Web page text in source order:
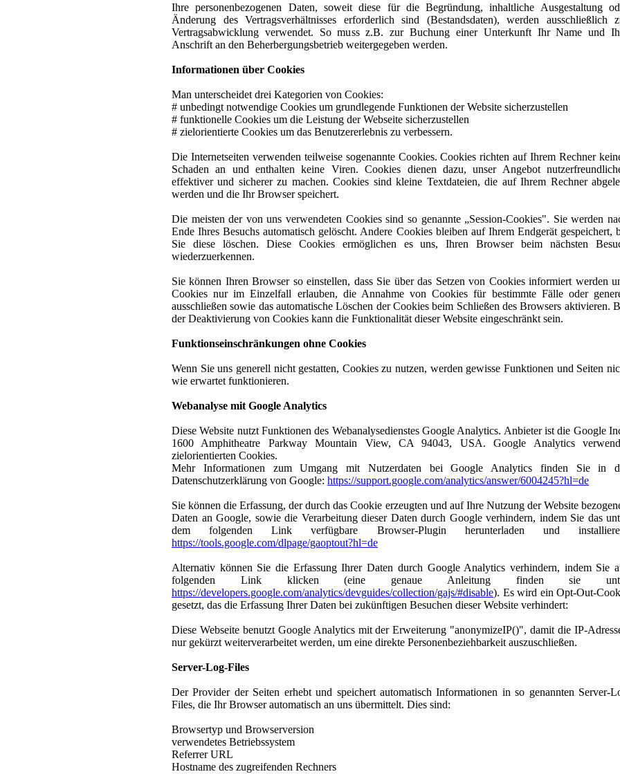
Ihre personenbezogenen Daten, soweit diese für die Begründung, inhaltliche Ausgestaltung
Änderung des Vertragsverhältnisses erforderlich sind (Bestandsdaten), werden ausschließlich
Vertragsabwicklung verwendet. So muss z.B. zur Buchung einer Unterkunft Ihr Name und
Anschrift an den Beherbergungsbetrieb weitergegeben werden.
Informationen über Cookies
Man unterscheidet drei Kategorien von Cookies:
# unbedingt notwendige Cookies um grundlegende Funktionen der Website sicherzustellen
# funktionelle Cookies um die Leistung der Webseite sicherzustellen
# zielorientierte Cookies um das Benutzererlebnis zu verbessern.
Die Internetseiten verwenden teilweise sogenannte Cookies. Cookies richten auf Ihrem Rechner
Schaden an und enthalten keine Viren. Cookies dienen dazu, unser Angebot
effektiver und sicherer zu machen. Cookies sind kleine Textdateien, die auf Ihrem Rechner
werden und die Ihr Browser speichert.
Die meisten der von uns verwendeten Cookies sind so genannte „Session-Cookies". Sie werden
Ende Ihres Besuchs automatisch gelöscht. Andere Cookies bleiben auf Ihrem Endgerät gespeichert,
Sie diese löschen. Diese Cookies ermöglichen es uns, Ihren Browser beim nächsten
wiederzuerkennen.
Sie können Ihren Browser so einstellen, dass Sie über das Setzen von Cookies informiert werden
Cookies nur im Einzelfall erlauben, die Annahme von Cookies für bestimmte Fälle oder
ausschließen sowie das automatische Löschen der Cookies beim Schließen des Browsers aktivieren.
der Deaktivierung von Cookies kann die Funktionalität dieser Website eingeschränkt sein.
Funktionseinschränkungen ohne Cookies
Wenn Sie uns generell nicht gestatten, Cookies zu nutzen, werden gewisse Funktionen und Seiten
wie erwartet funktionieren.
Webanalyse mit Google Analytics
Diese Website nutzt Funktionen des Webanalysedienstes Google Analytics. Anbieter ist die Google
1600 Amphitheatre Parkway Mountain View, CA 94043, USA. Google Analytics
zielorientierten Cookies.
Mehr Informationen zum Umgang mit Nutzerdaten bei Google Analytics finden Sie in
Datenschutzerklärung von Google: https://support.google.com/analytics/answer/6004245?hl=de
Sie können die Erfassung, der durch das Cookie erzeugten und auf Ihre Nutzung der Website
Daten an Google, sowie die Verarbeitung dieser Daten durch Google verhindern, indem Sie das
dem folgenden Link verfügbare Browser-Plugin herunterladen und
https://tools.google.com/dlpage/gaoptout?hl=de
Alternativ können Sie die Erfassung Ihrer Daten durch Google Analytics verhindern, indem Sie
folgenden Link klicken (eine genaue Anleitung finden sie
https://developers.google.com/analytics/devguides/collection/gajs/#disable). Es wird ein Opt-Out-
gesetzt, das die Erfassung Ihrer Daten bei zukünftigen Besuchen dieser Website verhindert:
Diese Webseite benutzt Google Analytics mit der Erweiterung "anonymizeIP()", damit die IP-
nur gekürzt weiterverarbeitet werden, um eine direkte Personenbeziehbarkeit auszuschließen.
Server-Log-Files
Der Provider der Seiten erhebt und speichert automatisch Informationen in so genannten Server-
Files, die Ihr Browser automatisch an uns übermittelt. Dies sind:
Browsertyp und Browserversion
verwendetes Betriebssystem
Referrer URL
Hostname des zugreifenden Rechners